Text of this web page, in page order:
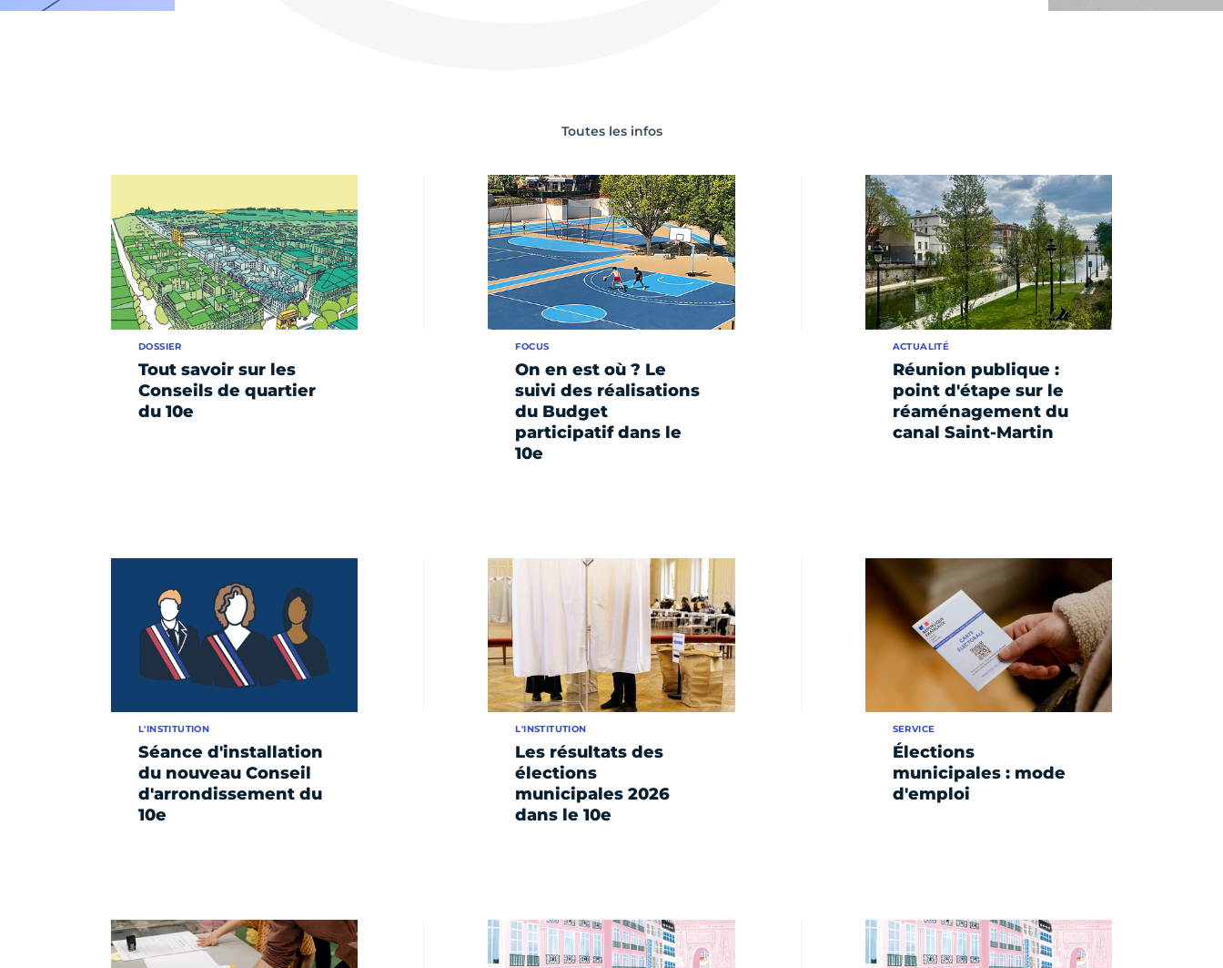
Toutes les infos
Tout savoir sur les
Conseils de quartier
du 10e
DOSSIER
On en est où ? Le
suivi des réalisations
du Budget
participatif dans le
10e
FOCUS
Réunion publique :
point d'étape sur le
réaménagement du
canal Saint-Martin
ACTUALITÉ
Séance d'installation
du nouveau Conseil
d'arrondissement du
10e
L'INSTITUTION
Les résultats des
élections
municipales 2026
dans le 10e
L'INSTITUTION
Élections
municipales : mode
d'emploi
SERVICE